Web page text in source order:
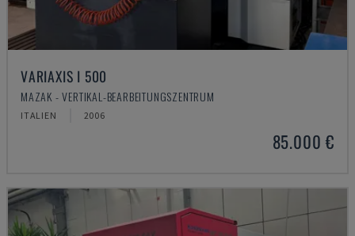
VARIAXIS I 500
MAZAK - VERTIKAL-BEARBEITUNGSZENTRUM
ITALIEN 2006
85.000 €